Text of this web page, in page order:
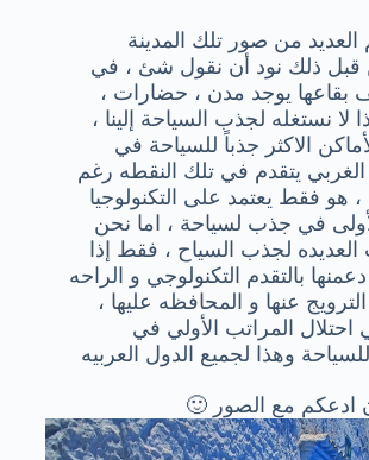
من صور تلك المدينة
قبل ذلك نود أن نقول شئ ، في
بقاعها يوجد مدن ، حضارات ،
لا نستغله لجذب السياحة إلينا ،
الاكثر جذباً للسياحة في
الغربي يتقدم في تلك النقطه رغم
، هو فقط يعتمد على التكنولوجيا
في جذب لسياحة ، اما نحن
العديده لجذب السياح ، فقط إذا
بالتقدم التكنولوجي و الراحه
عنها و المحافظه عليها ،
المراتب الأولي في
للسياحة وهذا لجميع الدول العربيه
ادعكم مع الصور 🙂